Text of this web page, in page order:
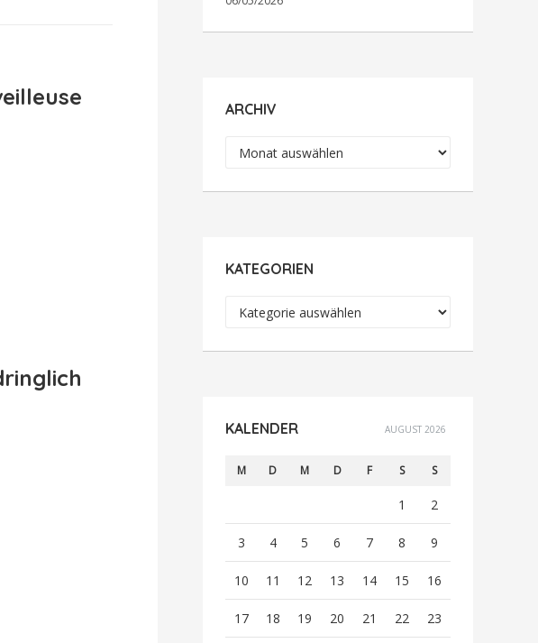
ARCHIV
Archiv
KATEGORIEN
KALENDER AUGUST 2026
M D M D F S S
1 2
3 4 5 6 7 8 9
10 11 12 13 14 15 16
17 18 19 20 21 22 23